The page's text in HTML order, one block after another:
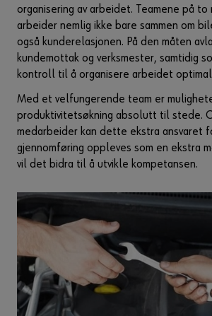
organisering av arbeidet. Teamene på to
arbeider nemlig ikke bare sammen om
også kunderelasjonen. På den måten
kundemottak og verksmester, samtidig
kontroll til å organisere arbeidet
Med et velfungerende team er
produktivitetsøkning absolutt til stede.
medarbeider kan dette ekstra ansvaret
gjennomføring oppleves som en ekstra
vil det bidra til å utvikle kompetansen.